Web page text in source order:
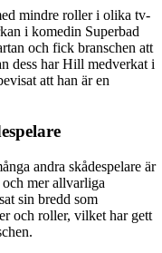
mindre roller i olika tv-
i komedin Superbad
och fick branschen att
dess har Hill medverkat i
att han är en
andra skådespelare är
mer allvarliga
sin bredd som
och roller, vilket har gett